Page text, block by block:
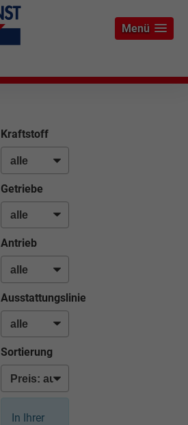
Menü
Kraftstoff
Getriebe
Antrieb
Ausstattungslinie
Sortierung
In Ihrer